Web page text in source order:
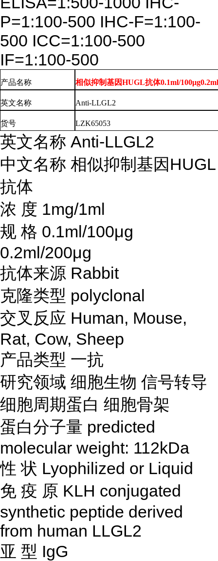
P=1:100-500 IHC-F=1:100-
500 ICC=1:100-500
IF=1:100-500
产品名称 相似抑制基因HUGL抗体0.1ml/
英文名称 Anti-LLGL2
货号 LZK65053
英文名称 Anti-LLGL2
中文名称 相似抑制基因 HUGL
抗体
浓 度 1mg/1ml
规 格 0.1ml/100μg
0.2ml/200μg
抗体来源 Rabbit
克隆类型 polyclonal
交叉反应 Human, Mouse,
Rat, Cow, Sheep
产品类型 一抗
研究领域 细胞生物 信号转导
细胞周期蛋白 细胞骨架
蛋白分子量 predicted
molecular weight: 112kDa
性 状 Lyophilized or Liquid
免 疫 原 KLH conjugated
synthetic peptide derived
from human LLGL2
亚 型 IgG